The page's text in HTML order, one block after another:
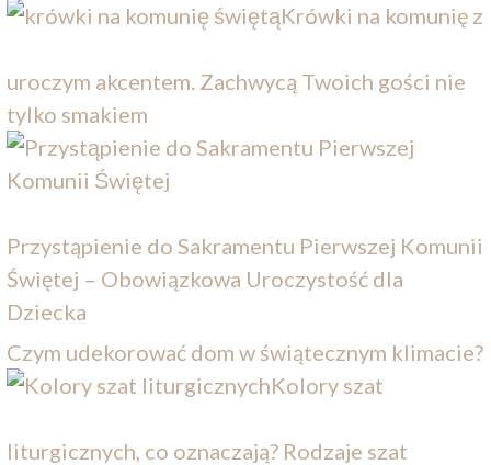
Krówki na komunię z
uroczym akcentem. Zachwycą Twoich gości nie
tylko smakiem
Przystąpienie do Sakramentu Pierwszej Komunii
Świętej – Obowiązkowa Uroczystość dla
Dziecka
Czym udekorować dom w świątecznym klimacie?
Kolory szat
liturgicznych, co oznaczają? Rodzaje szat